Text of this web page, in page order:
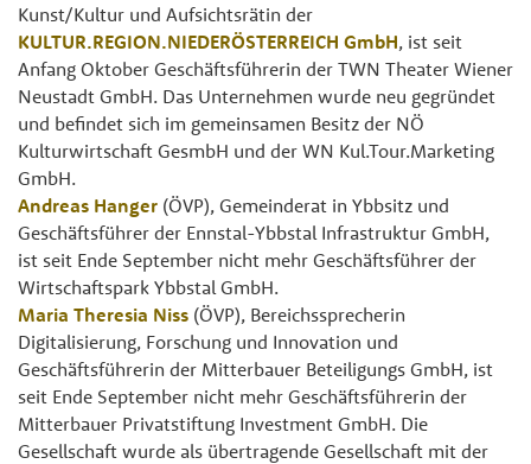
Kunst/Kultur und Aufsichtsrätin der
KULTUR.REGION.NIEDERÖSTERREICH GmbH, ist seit
Anfang Oktober Geschäftsführerin der TWN Theater Wiener
Neustadt GmbH. Das Unternehmen wurde neu gegründet
und befindet sich im gemeinsamen Besitz der NÖ
Kulturwirtschaft GesmbH und der WN Kul.Tour.Marketing
GmbH.
Andreas Hanger (ÖVP), Gemeinderat in Ybbsitz und
Geschäftsführer der Ennstal-Ybbstal Infrastruktur GmbH,
ist seit Ende September nicht mehr Geschäftsführer der
Wirtschaftspark Ybbstal GmbH.
Maria Theresia Niss (ÖVP), Bereichssprecherin
Digitalisierung, Forschung und Innovation und
Geschäftsführerin der Mitterbauer Beteiligungs GmbH, ist
seit Ende September nicht mehr Geschäftsführerin der
Mitterbauer Privatstiftung Investment GmbH. Die
Gesellschaft wurde als übertragende Gesellschaft mit der